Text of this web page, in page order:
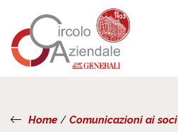
Home/ Comunicazioni ai soci